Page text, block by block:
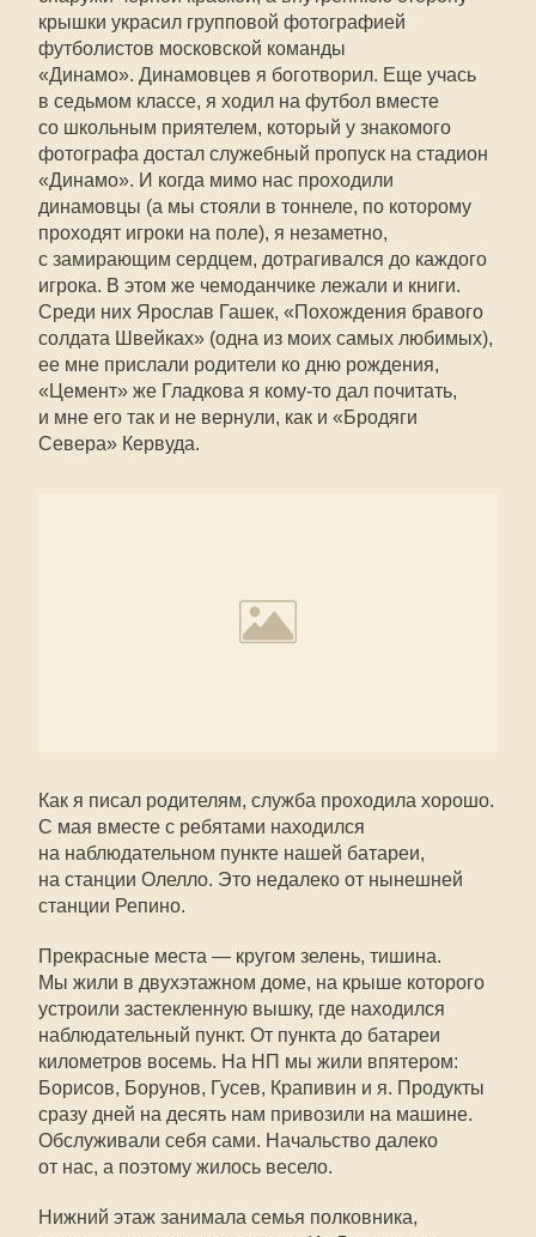
крышки украсил групповой фотографией
футболистов московской команды
«Динамо». Динамовцев я боготворил. Еще учась
в седьмом классе, я ходил на футбол вместе
со школьным приятелем, который у знакомого
фотографа достал служебный пропуск на стадион
«Динамо». И когда мимо нас проходили
динамовцы (а мы стояли в тоннеле, по которому
проходят игроки на поле), я незаметно,
с замирающим сердцем, дотрагивался до каждого
игрока. В этом же чемоданчике лежали и книги.
Среди них Ярослав Гашек, «Похождения бравого
солдата Швейках» (одна из моих самых любимых),
ее мне прислали родители ко дню рождения,
«Цемент» же Гладкова я кому-то дал почитать,
и мне его так и не вернули, как и «Бродяги
Севера» Кервуда.
Как я писал родителям, служба проходила хорошо.
С мая вместе с ребятами находился
на наблюдательном пункте нашей батареи,
на станции Олелло. Это недалеко от нынешней
станции Репино.
Прекрасные места — кругом зелень, тишина.
Мы жили в двухэтажном доме, на крыше которого
устроили застекленную вышку, где находился
наблюдательный пункт. От пункта до батареи
километров восемь. На НП мы жили впятером:
Борисов, Борунов, Гусев, Крапивин и я. Продукты
сразу дней на десять нам привозили на машине.
Обслуживали себя сами. Начальство далеко
от нас, а поэтому жилось весело.
Нижний этаж занимала семья полковника,